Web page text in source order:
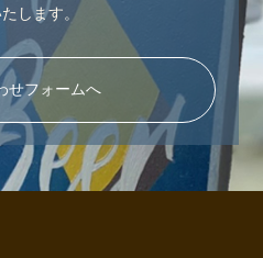
します。
せフォームへ